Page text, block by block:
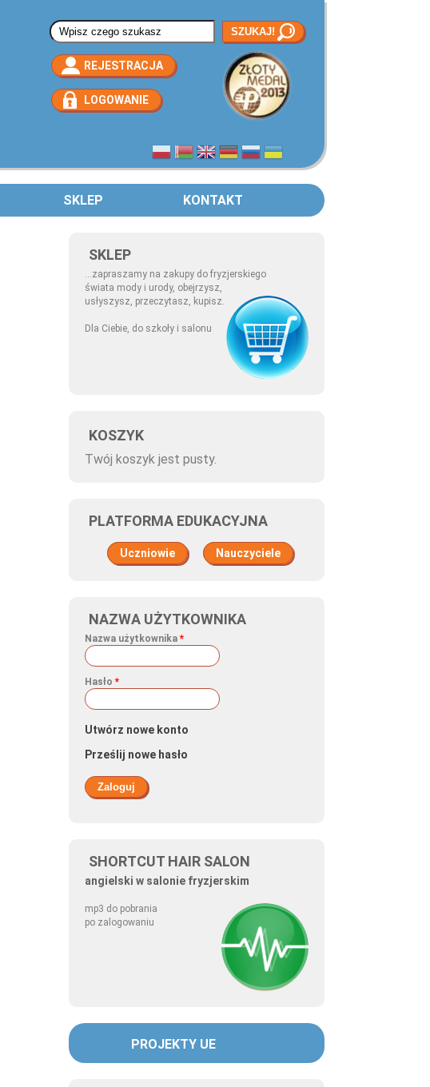
Formularz wyszukiwania
REJESTRACJA
LOGOWANIE
SKLEP KONTAKT
SKLEP
...zapraszamy na zakupy do fryzjerskiego
świata mody i urody, obejrzysz,
usłyszysz, przeczytasz, kupisz.
Dla Ciebie, do szkoły i salonu
KOSZYK
Twój koszyk jest pusty.
PLATFORMA EDUKACYJNA
Uczniowie Nauczyciele
NAZWA UŻYTKOWNIKA
Nazwa użytkownika *
Hasło *
Utwórz nowe konto
Prześlij nowe hasło
SHORTCUT HAIR SALON
angielski w salonie fryzjerskim
mp3 do pobrania
po zalogowaniu
PROJEKTY UE